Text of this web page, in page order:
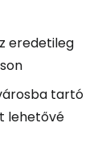
eredetileg
tartó
lehetővé